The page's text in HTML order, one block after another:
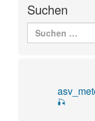
Suchen
nach:
🎣